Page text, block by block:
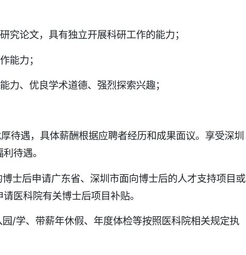
究论文，具有独立开展科研工作的能力；
能力；
力、优良学术道德、强烈探索兴趣；
待遇，具体薪酬根据应聘者经历和成果面议。享受深圳
待遇。
博士后申请广东省、深圳市面向博士后的人才支持项目或
医科院有关博士后项目补贴。
园/学、带薪年休假、年度体检等按照医科院相关规定执